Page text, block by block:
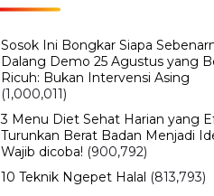
Sosok Ini Bongkar Siapa
Dalang Demo 25 Agustus yang
Ricuh: Bukan Intervensi Asing
(1,000,011)
3 Menu Diet Sehat Harian yang
Turunkan Berat Badan Menjadi
Wajib dicoba! (900,792)
10 Teknik Ngepet Halal (813,793)